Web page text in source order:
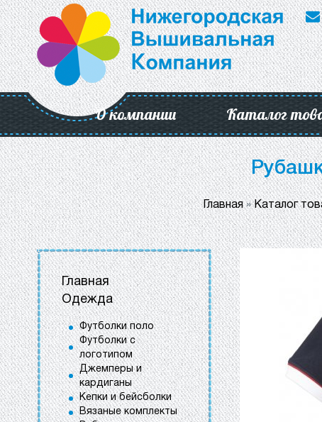
О компании Каталог
Главная»Каталог
Главная
Одежда
Футболки поло
Футболки с
логотипом
Джемперы и
кардиганы
Кепки и бейсболки
Вязаные комплекты